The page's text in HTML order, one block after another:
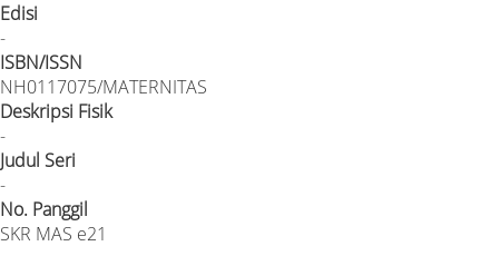
Edisi
-
ISBN/ISSN
NH0117075/MATERNITAS
Deskripsi Fisik
-
Judul Seri
-
No. Panggil
SKR MAS e21